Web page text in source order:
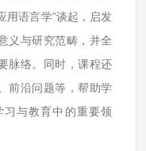
用语言学”谈起，启发
义与研究范畴，并全
脉络。同时，课程还
前沿问题等，帮助学
与教育中的重要领